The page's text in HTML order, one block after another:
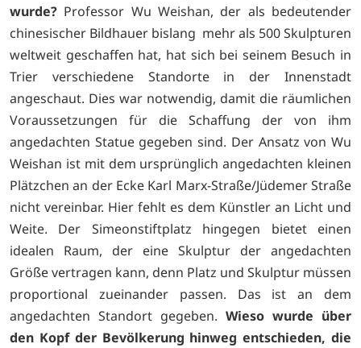
wurde? Professor Wu Weishan, der als bedeutender
chinesischer Bildhauer bislang mehr als 500 Skulpturen
weltweit geschaffen hat, hat sich bei seinem Besuch in
Trier verschiedene Standorte in der Innenstadt
angeschaut. Dies war notwendig, damit die räumlichen
Voraussetzungen für die Schaffung der von ihm
angedachten Statue gegeben sind. Der Ansatz von Wu
Weishan ist mit dem ursprünglich angedachten kleinen
Plätzchen an der Ecke Karl Marx-Straße/Jüdemer Straße
nicht vereinbar. Hier fehlt es dem Künstler an Licht und
Weite. Der Simeonstiftplatz hingegen bietet einen
idealen Raum, der eine Skulptur der angedachten
Größe vertragen kann, denn Platz und Skulptur müssen
proportional zueinander passen. Das ist an dem
angedachten Standort gegeben. Wieso wurde über
den Kopf der Bevölkerung hinweg entschieden, die